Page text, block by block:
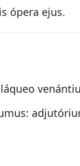
ópera ejus.